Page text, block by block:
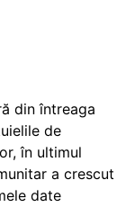
din întreaga
de
în ultimul
a crescut
date